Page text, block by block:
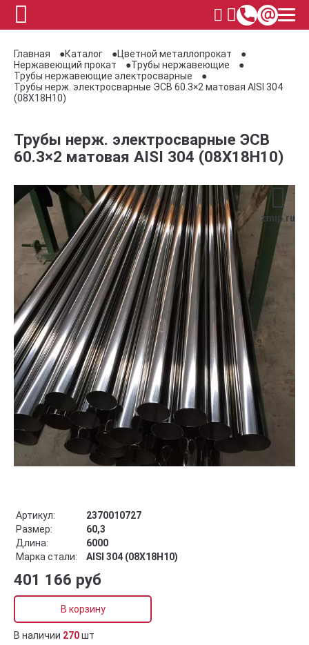
Главная Каталог
Цветной металлопрокат
Нержавеющий прокат
Трубы нержавеющие
Трубы нержавеющие электросварные
Трубы нерж. электросварные ЭСВ 60.3×2 матовая AISI 304
(08Х18Н10)
Трубы нерж. электросварные ЭСВ
60.3×2 матовая AISI 304 (08Х18Н10)
zmip.ru
Артикул:
2370010727
Размер:
60,3
Длина:
6000
Марка стали:
AISI 304 (08Х18Н10)
401 166 руб
В корзину
В наличии 270шт